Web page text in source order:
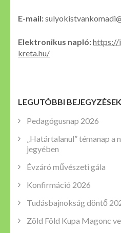
E-mail:
Elektronikus napló:https://
kreta.hu/
LEGUTÓBBI BEJEGYZÉSEK
Pedagógusnap 2026
„Határtalanul” témanap a
jegyében
Évzáró művészeti gála
Konfirmáció 2026
Tudásbajnokság döntő
Zöld Föld Kupa Magonc